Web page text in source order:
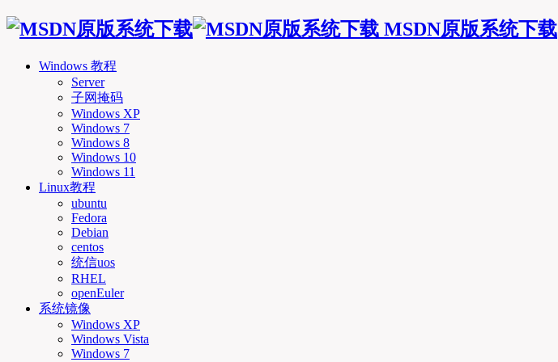
MSDN原版系统下载
Windows 教程
Server
子网掩码
Windows XP
Windows 7
Windows 8
Windows 10
Windows 11
Linux教程
ubuntu
Fedora
Debian
centos
统信uos
RHEL
openEuler
系统镜像
Windows XP
Windows Vista
Windows 7